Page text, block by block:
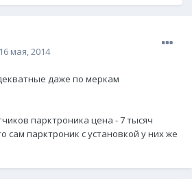
16 мая, 2014
даже по меркам
парктроника цена - 7 тысяч
сам парктроник с установкой у них же